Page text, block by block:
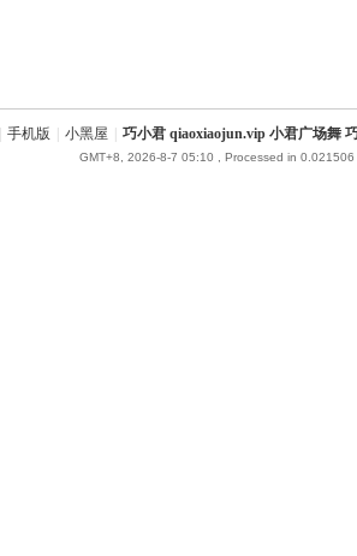
手机版 小黑屋 巧小君 qiaoxiaojun.vip 小君广场舞
GMT+8, 2026-8-7 05:10 , Processed in 0.021506